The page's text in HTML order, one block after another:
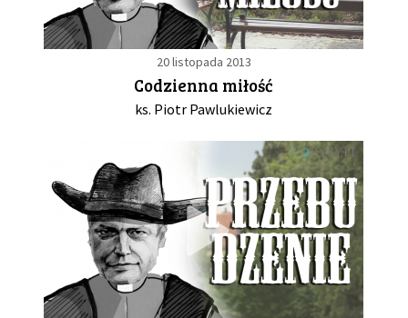
20 listopada 2013
Codzienna miłość
ks. Piotr Pawlukiewicz